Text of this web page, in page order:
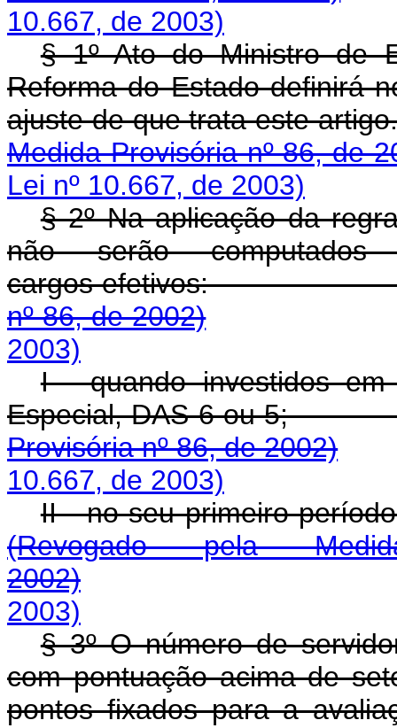
10.667, de 2003)
§ 1º Ato do Ministro de
Reforma do Estado definirá
ajuste de que
Medida Provisória nº 86, de
Lei nº 10.667, de 2003)
§ 2º Na aplicação da
não serão
cargos
nº 86, de 2002)
2003)
I - quando investidos
Especial, DAS-
Provisória nº 86, de 2002)
10.667, de 2003)
II - no seu
(Revogado pela
2002)
2003)
§ 3º O número de
com pontuação acima de
pontos fixados para a